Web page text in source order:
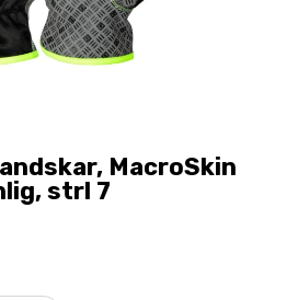
MacroSkin
strl 7